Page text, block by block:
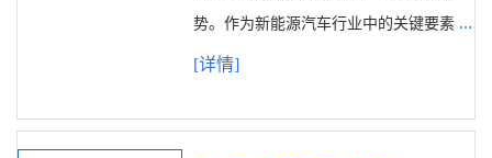
势。作为新能源汽车行业中的关键要素 ...
[详情]